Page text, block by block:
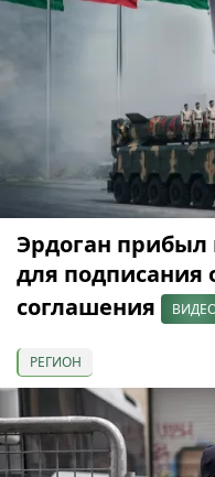
Эрдоган
для подписания
соглашения
РЕГИОН